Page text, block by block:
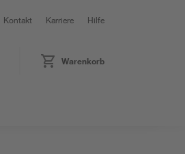
Kontakt Karriere Hilfe
Warenkorb